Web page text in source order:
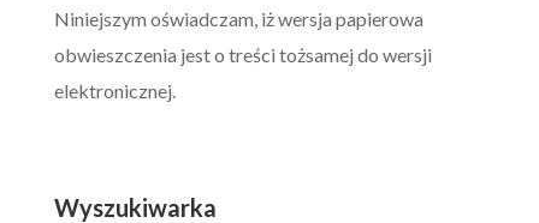
Niniejszym oświadczam, iż wersja papierowa
obwieszczenia jest o treści tożsamej do wersji
elektronicznej.
Wyszukiwarka